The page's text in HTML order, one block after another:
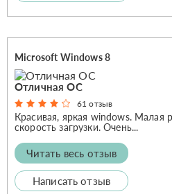
Microsoft Windows 8
Отличная ОС
61 отзыв
Красивая, яркая windows. Малая
скорость загрузки. Очень...
Читать весь отзыв
Написать отзыв